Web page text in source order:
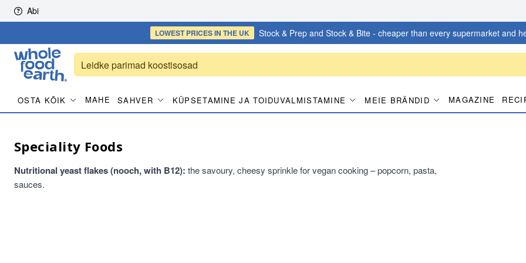
Skip to content
Abi
LOWEST PRICESIN THE UK Stock & Prep and Stock & Bite - cheaper than every supermarket and
OSTA KÕIK MAHE SAHVER KÜPSETAMINE JA TOIDUVALMISTAMINE MEIE BRÄNDID MAGAZINE
Speciality Foods
Nutritional yeast flakes (nooch, with B12): the savoury, cheesy sprinkle for vegan cooking – popcorn, pasta,
sauces.